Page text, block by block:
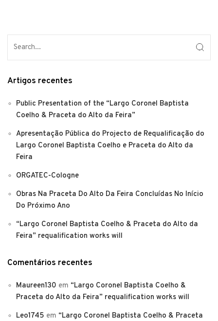
Artigos recentes
Public Presentation of the “Largo Coronel Baptista
Coelho & Praceta do Alto da Feira”
Apresentação Pública do Projecto de Requalificação do
Largo Coronel Baptista Coelho e Praceta do Alto da
Feira
ORGATEC-Cologne
Obras Na Praceta Do Alto Da Feira Concluídas No Início
Do Próximo Ano
“Largo Coronel Baptista Coelho & Praceta do Alto da
Feira” requalification works will
Comentários recentes
Maureen130 em “Largo Coronel Baptista Coelho &
Praceta do Alto da Feira” requalification works will
Leo1745 em “Largo Coronel Baptista Coelho & Praceta